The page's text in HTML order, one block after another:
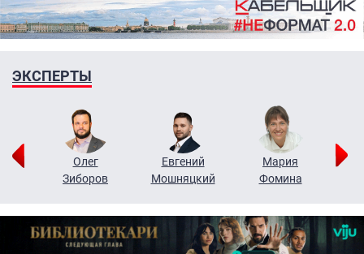
ЭКСПЕРТЫ
Олег
Зиборов
Евгений
Мошняцкий
Мария
Фомина